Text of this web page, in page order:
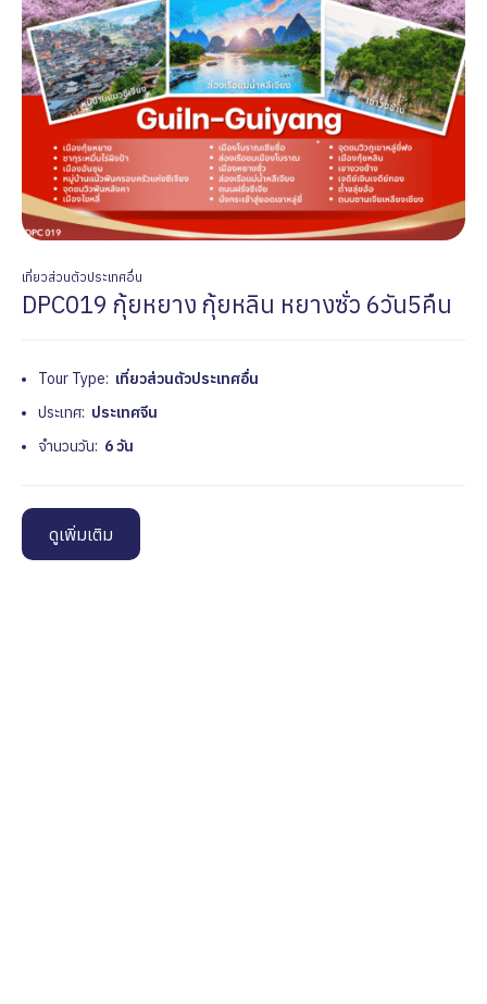
เที่ยวส่วนตัวประเทศอื่น
DPC019 กุ้ยหยาง กุ้ยหลิน หยางซั่ว 6วัน5คืน
Tour Type: เที่ยวส่วนตัวประเทศอื่น
ประเทศ: ประเทศจีน
จำนวนวัน: 6 วัน
ดูเพิ่มเติม